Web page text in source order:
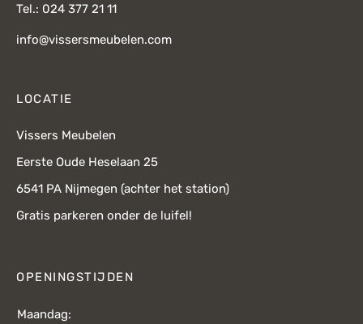
Tel.: 024 377 21 11
info@vissersmeubelen.com
LOCATIE
Vissers Meubelen
Eerste Oude Heselaan 25
6541 PA Nijmegen (achter het station)
Gratis parkeren onder de luifel!
OPENINGSTIJDEN
Maandag: